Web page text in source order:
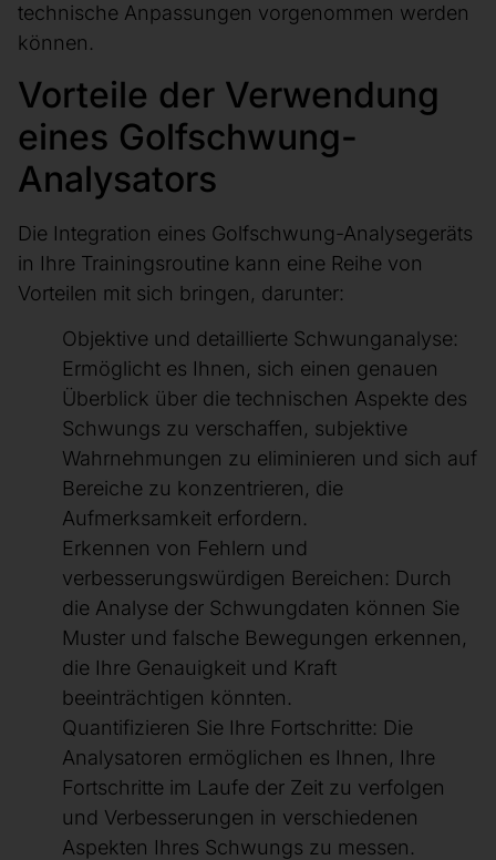
technische Anpassungen vorgenommen werden
können.
Vorteile der Verwendung
eines Golfschwung-
Analysators
Die Integration eines Golfschwung-Analysegeräts
in Ihre Trainingsroutine kann eine Reihe von
Vorteilen mit sich bringen, darunter:
Objektive und detaillierte Schwunganalyse:
Ermöglicht es Ihnen, sich einen genauen
Überblick über die technischen Aspekte des
Schwungs zu verschaffen, subjektive
Wahrnehmungen zu eliminieren und sich auf
Bereiche zu konzentrieren, die
Aufmerksamkeit erfordern.
Erkennen von Fehlern und
verbesserungswürdigen Bereichen: Durch
die Analyse der Schwungdaten können Sie
Muster und falsche Bewegungen erkennen,
die Ihre Genauigkeit und Kraft
beeinträchtigen könnten.
Quantifizieren Sie Ihre Fortschritte: Die
Analysatoren ermöglichen es Ihnen, Ihre
Fortschritte im Laufe der Zeit zu verfolgen
und Verbesserungen in verschiedenen
Aspekten Ihres Schwungs zu messen.